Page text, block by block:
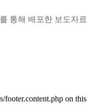
통해 배포한 보도자